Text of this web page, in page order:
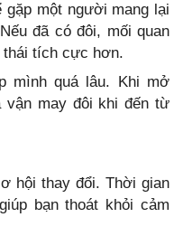
gặp một người mang lại
đã có đôi, mối quan
thái tích cực hơn.
mình quá lâu. Khi mở
vận may đôi khi đến từ
hội thay đổi. Thời gian
bạn thoát khỏi cảm